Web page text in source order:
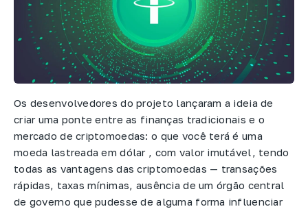
Os desenvolvedores do projeto lançaram a ideia de
criar uma ponte entre as finanças tradicionais e o
mercado de criptomoedas: o que você terá é uma
moeda lastreada em dólar , com valor imutável, tendo
todas as vantagens das criptomoedas — transações
rápidas, taxas mínimas, ausência de um órgão central
de governo que pudesse de alguma forma influenciar